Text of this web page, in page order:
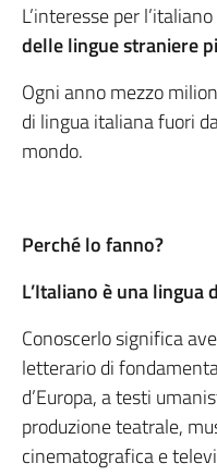
L’interesse per
delle lingue straniere
Ogni anno mezzo
di lingua italiana fuori
mondo.
Perché lo fanno?
L’Italiano è una lingua
Conoscerlo significa
letterario di
d’Europa, a testi
produzione teatrale,
cinematografica e